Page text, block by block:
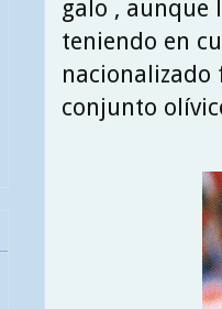
galo , aunque
teniendo en
conjunto